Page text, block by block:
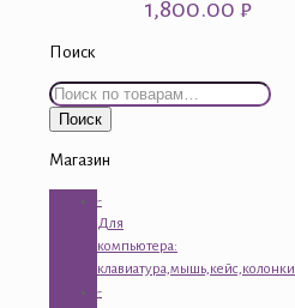
1,800.00 ₽
Поиск
Искать:
Поиск
Магазин
-
Для
компьютера:
клавиатура,мышь,кейс,колонки
-